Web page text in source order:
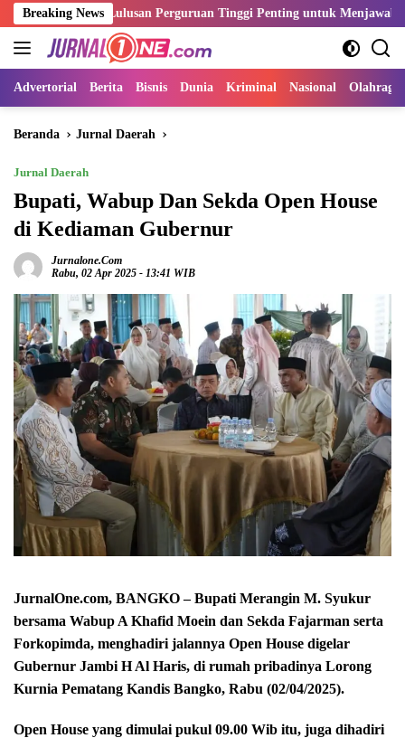
Langsung
ke
konten
Breaking News
Lulusan Perguruan Tinggi Penting untuk Menjawab Kebutuhan
Advertorial Berita Bisnis Dunia Kriminal Nasional Olahraga
Beranda Jurnal Daerah
Jurnal Daerah
Bupati, Wabup Dan Sekda Open House
di Kediaman Gubernur
Jurnalone.com
Rabu, 02 Apr 2025 - 13:41 WIB
JurnalOne.com, BANGKO – Bupati Merangin M. Syukur
bersama Wabup A Khafid Moein dan Sekda Fajarman serta
Forkopimda, menghadiri jalannya Open House digelar
Gubernur Jambi H Al Haris, di rumah pribadinya Lorong
Kurnia Pematang Kandis Bangko, Rabu (02/04/2025).
Open House yang dimulai pukul 09.00 Wib itu, juga dihadiri